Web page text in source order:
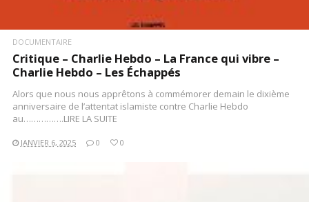
DOCUMENTAIRE
Critique – Charlie Hebdo – La France qui vibre –
Charlie Hebdo – Les Échappés
Alors que nous nous apprêtons à commémorer demain le dixième
anniversaire de l’attentat islamiste contre Charlie Hebdo
au…………….LIRE LA SUITE
JANVIER 6, 2025 0 0